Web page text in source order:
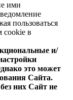
ими
пользоваться
cookie в
и/
это может
Сайта.
них Сайт не